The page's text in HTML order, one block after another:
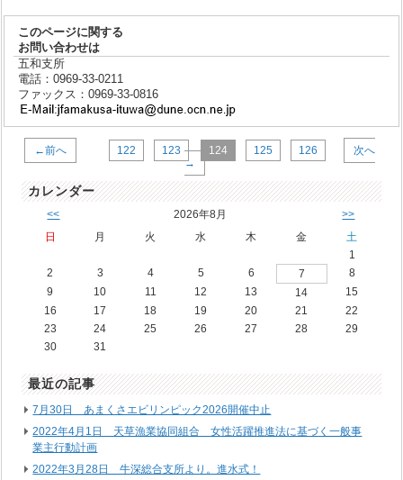
このページに関する
お問い合わせは
五和支所
電話：0969-33-0211
ファックス：0969-33-0816
←前へ 122 123 124 125 126
次へ
→
カレンダー
<< 2026年8月 >>
日 月 火 水 木 金
土
1
2
3 4 5 6 7
8
9
10 11 12 13 14
15
16
17 18 19 20 21
22
23
24 25 26 27 28
29
30
31
最近の記事
7月30日 あまくさエビリンピック2026開催中止
2022年4月1日 天草漁業協同組合 女性活躍推進法に基づく一般事
業主行動計画
2022年3月28日 牛深総合支所より。進水式！